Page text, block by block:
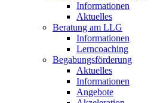
Informationen
Aktuelles
Beratung am LLG
Informationen
Lerncoaching
Begabungsförderung
Aktuelles
Informationen
Angebote